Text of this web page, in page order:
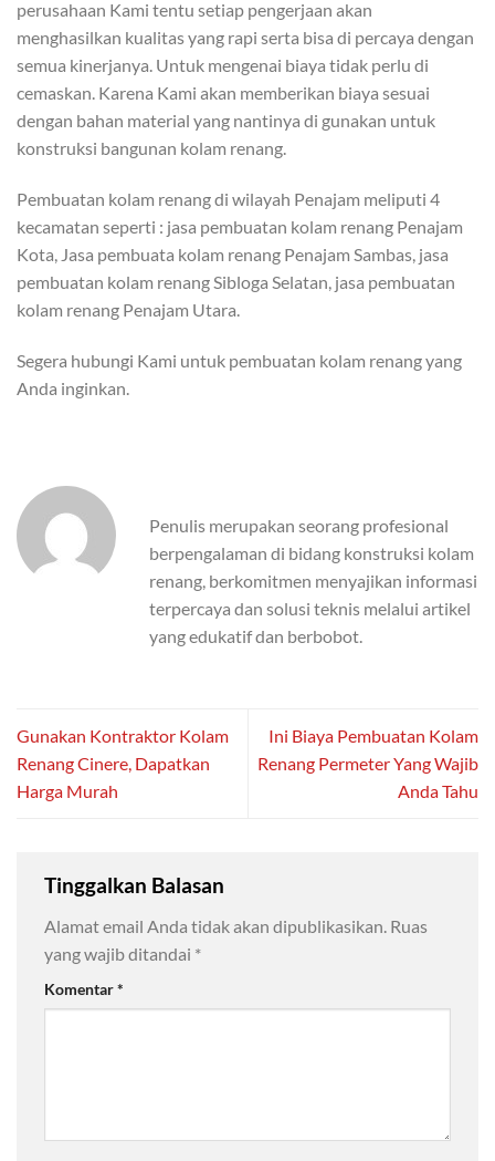
perusahaan Kami tentu setiap pengerjaan akan
menghasilkan kualitas yang rapi serta bisa di percaya dengan
semua kinerjanya. Untuk mengenai biaya tidak perlu di
cemaskan. Karena Kami akan memberikan biaya sesuai
dengan bahan material yang nantinya di gunakan untuk
konstruksi bangunan kolam renang.
Pembuatan kolam renang di wilayah Penajam meliputi 4
kecamatan seperti : jasa pembuatan kolam renang Penajam
Kota, Jasa pembuata kolam renang Penajam Sambas, jasa
pembuatan kolam renang Sibloga Selatan, jasa pembuatan
kolam renang Penajam Utara.
Segera hubungi Kami untuk pembuatan kolam renang yang
Anda inginkan.
Penulis merupakan seorang profesional
berpengalaman di bidang konstruksi kolam
renang, berkomitmen menyajikan informasi
terpercaya dan solusi teknis melalui artikel
yang edukatif dan berbobot.
Gunakan Kontraktor Kolam
Renang Cinere, Dapatkan
Harga Murah
Ini Biaya Pembuatan Kolam
Renang Permeter Yang Wajib
Anda Tahu
Tinggalkan Balasan
Alamat email Anda tidak akan dipublikasikan. Ruas
yang wajib ditandai *
Komentar*